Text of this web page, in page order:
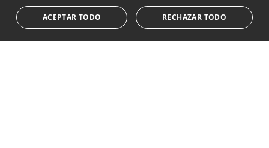
Le informamos que los datos personales obtenidos mediante
este formulario...Expandir
ACEPTAR TODO RECHAZAR TODO